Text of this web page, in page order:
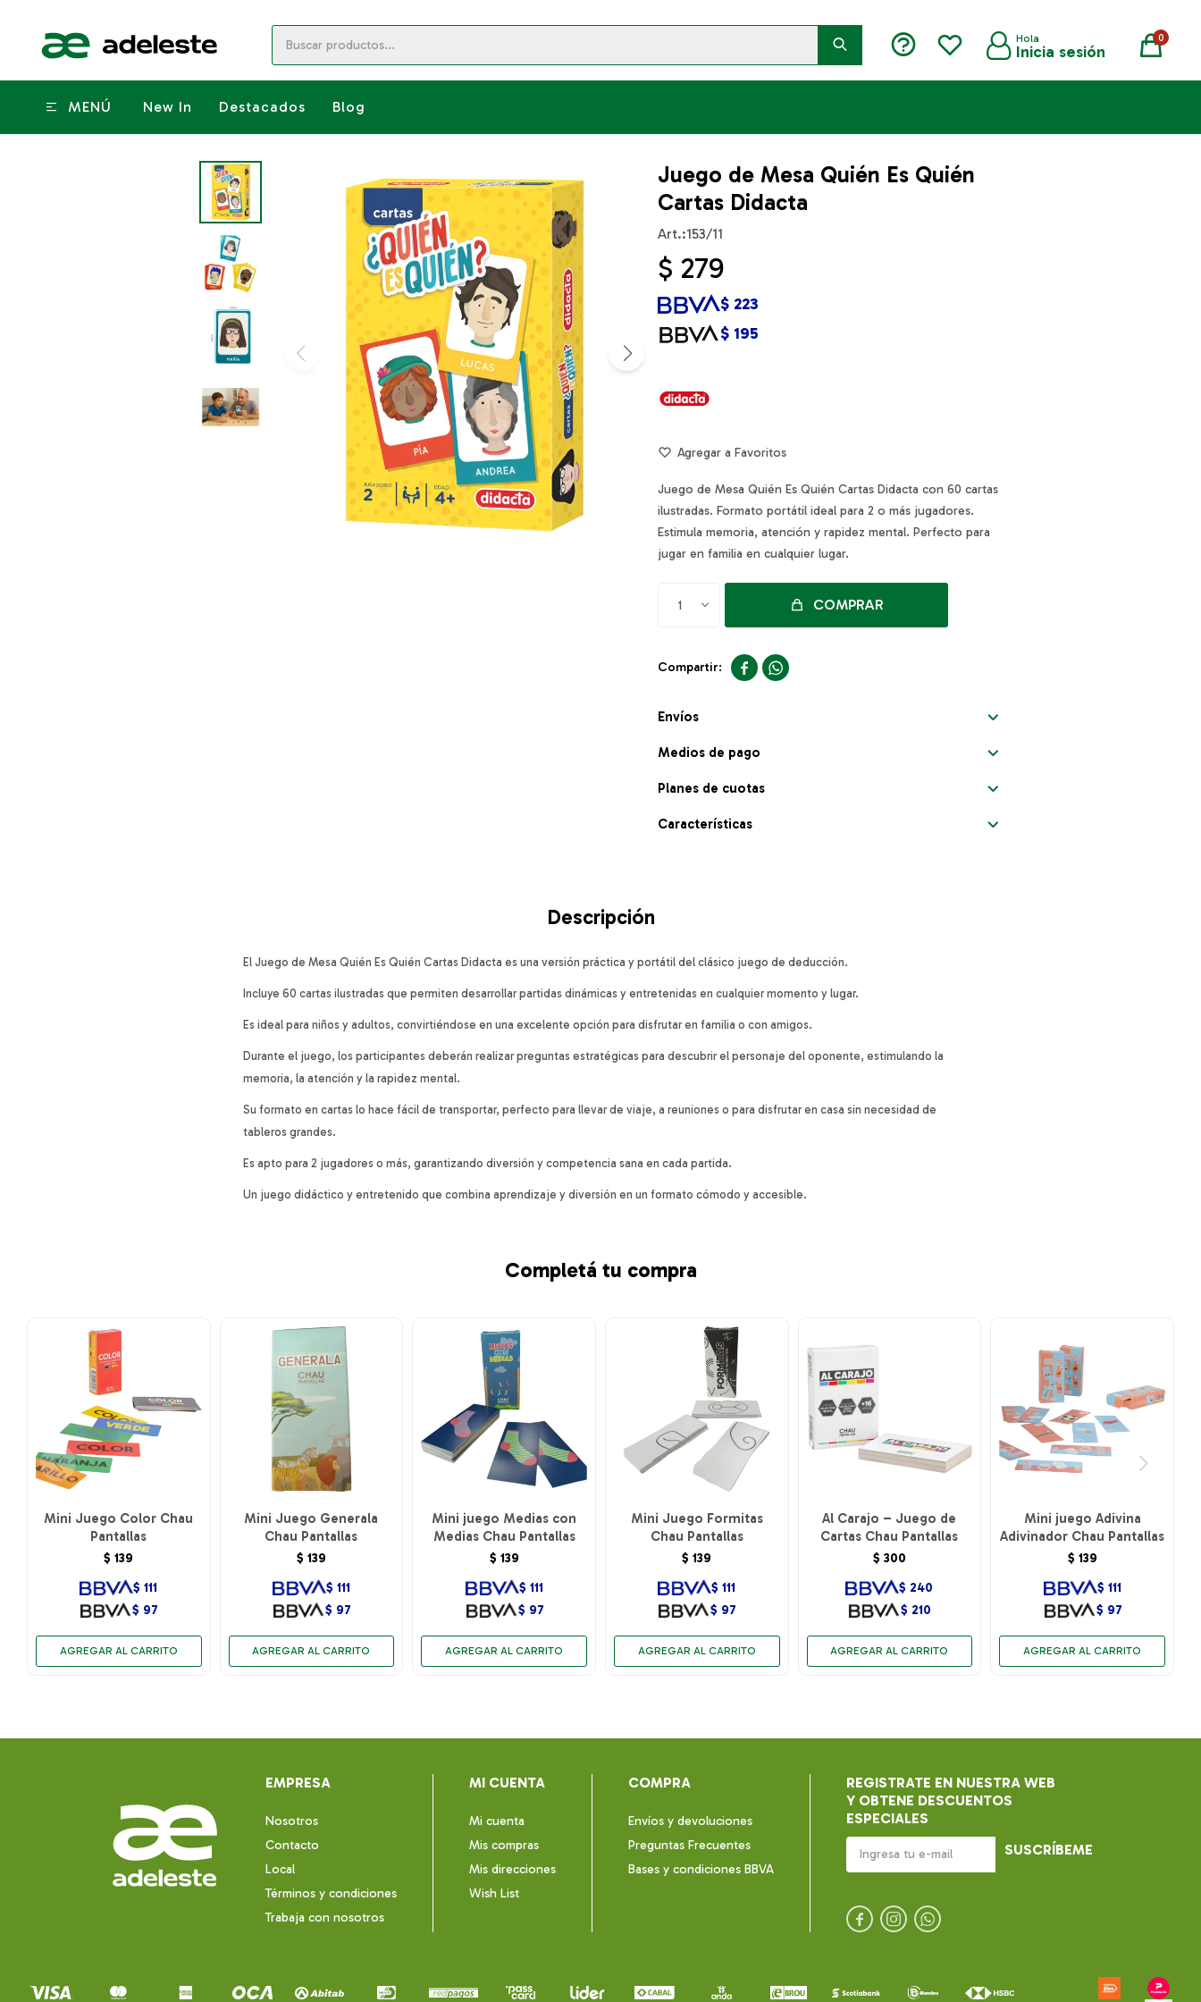
MENÚ New In Destacados Blog
0
Juego de Mesa Quién Es Quién
Cartas Didacta
153/11
$ 279
$ 195
$ 223
Juego de Mesa Quién Es Quién Cartas Didacta con 60 cartas
ilustradas. Formato portátil ideal para 2 o más jugadores.
Estimula memoria, atención y rapidez mental. Perfecto para
jugar en familia en cualquier lugar.
1 COMPRAR
 
Envíos
Medios de pago
Planes de cuotas
Características
Descripción
El Juego de Mesa Quién Es Quién Cartas Didacta es una versión práctica y portátil del clásico juego de deducción.
Incluye 60 cartas ilustradas que permiten desarrollar partidas dinámicas y entretenidas en cualquier momento y lugar.
Es ideal para niños y adultos, convirtiéndose en una excelente opción para disfrutar en familia o con amigos.
Durante el juego, los participantes deberán realizar preguntas estratégicas para descubrir el personaje del oponente, estimulando la
memoria, la atención y la rapidez mental.
Su formato en cartas lo hace fácil de transportar, perfecto para llevar de viaje, a reuniones o para disfrutar en casa sin necesidad de
tableros grandes.
Es apto para 2 jugadores o más, garantizando diversión y competencia sana en cada partida.
Un juego didáctico y entretenido que combina aprendizaje y diversión en un formato cómodo y accesible.
Completá tu compra
Mini Juego Color Chau
Pantallas
$ 139
$ 97
$ 111
Mini Juego Generala
Chau Pantallas
$ 139
$ 97
$ 111
Mini juego Medias con
Medias Chau Pantallas
$ 139
$ 97
$ 111
Mini Juego Formitas
Chau Pantallas
$ 139
$ 97
$ 111
Al Carajo – Juego de
Cartas Chau Pantallas
$ 300
$ 210
$ 240
Mini juego Adivina
Adivinador Chau Pantallas
$ 139
$ 97
$ 111
EMPRESA
Nosotros
Contacto
Local
Términos y condiciones
Trabaja con nosotros
MI CUENTA
Mi cuenta
Mis compras
Mis direcciones
Wish List
COMPRA
Envíos y devoluciones
Preguntas Frecuentes
Bases y condiciones BBVA
REGISTRATE EN NUESTRA WEB
Y OBTENE DESCUENTOS
ESPECIALES
SUSCRÍBEME
  